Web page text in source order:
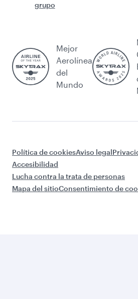
grupo
Mejor
Aerolínea
del
Mundo
Política de cookiesAviso legal
Accesibilidad
Lucha contra la trata de personas
Mapa del sitioConsentimiento de